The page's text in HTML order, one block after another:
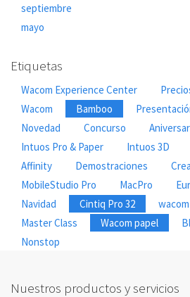
septiembre
mayo
Etiquetas
Wacom Experience Center
Wacom
Bamboo
Novedad
Concurso
Intuos Pro & Paper
Intuos 3D
Affinity
Demostraciones
MobileStudio Pro
MacPro
Navidad
Cintiq Pro 32 wacom
Master Class
Wacom papel
Nonstop
Nuestros productos y servicios